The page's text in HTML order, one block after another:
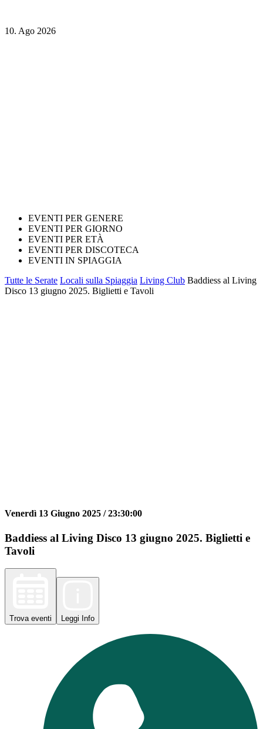
10. Ago 2026
EVENTI PER GENERE
EVENTI PER GIORNO
EVENTI PER ETÀ
EVENTI PER DISCOTECA
EVENTI IN SPIAGGIA
Tutte le Serate Locali sulla Spiaggia Living Club Baddiess al Living
Disco 13 giugno 2025. Biglietti e Tavoli
Venerdì 13 Giugno 2025 /23:30:00
Baddiess al Living Disco 13 giugno 2025. Biglietti e
Tavoli
Trova eventi Leggi Info